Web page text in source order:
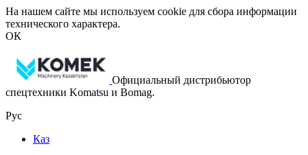
На нашем сайте мы используем cookie для сбора информации
технического характера.
ОК
Официальный дистрибьютор
спецтехники Komatsu и Bomag.
Рус
Каз